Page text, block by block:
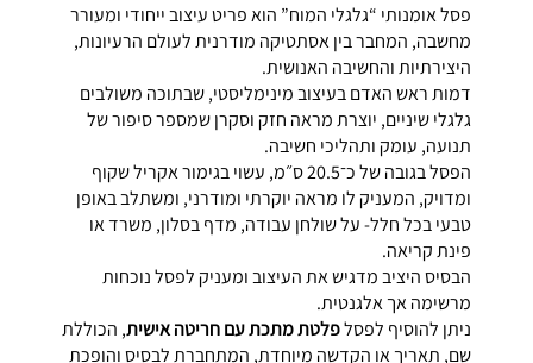
פסל אומנותי “גלגלי המוח” הוא פריט עיצוב ייחודי ומעורר
מחשבה, המחבר בין אסתטיקה מודרנית לעולם הרעיונות,
היצירתיות והחשיבה האנושית.
דמות ראש האדם בעיצוב מינימליסטי, שבתוכה משולבים
גלגלי שיניים, יוצרת מראה חזק וסקרן שמספר סיפור של
תנועה, עומק ותהליכי חשיבה.
הפסל בגובה של כ־20.5 ס״מ, עשוי בגימור אקריל שקוף
ומדויק, המעניק לו מראה יוקרתי ומודרני, ומשתלב באופן
טבעי בכל חלל- על שולחן עבודה, מדף בסלון, משרד או
פינת קריאה.
הבסיס היציב מדגיש את העיצוב ומעניק לפסל נוכחות
מרשימה אך אלגנטית.
ניתן להוסיף לפסלפלטת מתכת עם חריטה אישית, הכוללת
שם, תאריך או הקדשה מיוחדת, המתחברת לבסיס והופכת